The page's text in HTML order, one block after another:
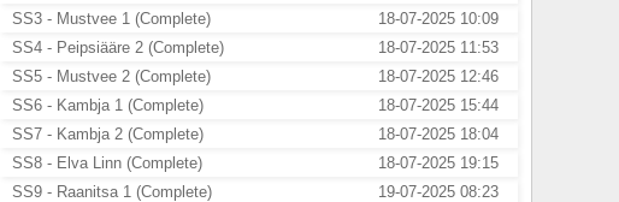
SS3 - Mustvee 1 (Complete)
18-07-2025 10:09
SS4 - Peipsiääre 2 (Complete)
18-07-2025 11:53
SS5 - Mustvee 2 (Complete)
18-07-2025 12:46
SS6 - Kambja 1 (Complete)
18-07-2025 15:44
SS7 - Kambja 2 (Complete)
18-07-2025 18:04
SS8 - Elva Linn (Complete)
18-07-2025 19:15
SS9 - Raanitsa 1 (Complete)
19-07-2025 08:23